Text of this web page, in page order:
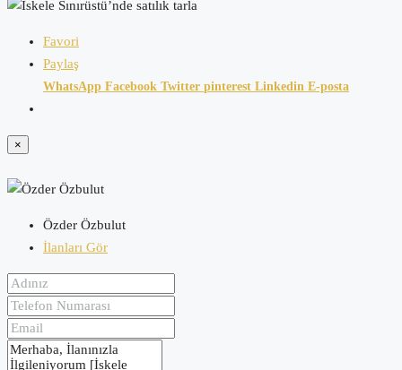
Favori
Paylaş
WhatsApp Facebook Twitter pinterest Linkedin E-posta
×
Özder Özbulut
İlanları Gör